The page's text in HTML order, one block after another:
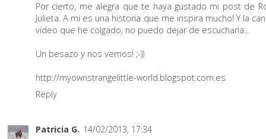
Por cierto, me alegra que te haya gustado mi post de
Julieta. A mi es una historia que me inspira mucho! Y la
video que he colgado, no puedo dejar de escucharla...
Un besazo y nos vemos! ;-))
http://myownstrangelittle-world.blogspot.com.es
Reply
Patricia G. 14/02/2013, 17:34